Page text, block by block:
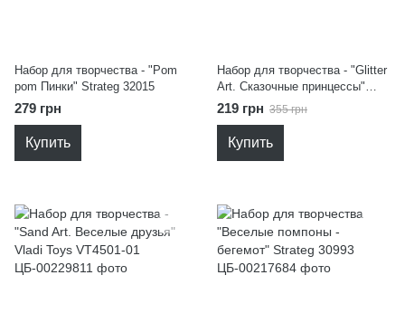
Набор для творчества - "Pom
pom Пинки" Strateg 32015
279 грн
Купить
Набор для творчества - "Glitter
Art. Сказочные принцессы"
Vladi Toys VT4501-10
219 грн 355 грн
Купить